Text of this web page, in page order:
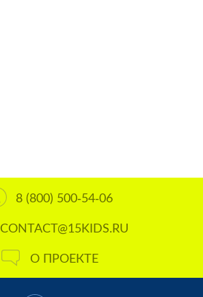
8 (800) 500-54-06
CONTACT@15KIDS.RU
О ПРОЕКТЕ